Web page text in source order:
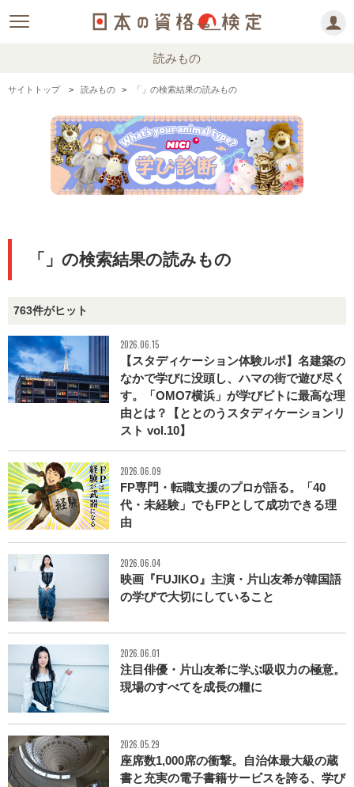
読みもの
サイトトップ 読みもの 「」の検索結果の読みもの
「」の検索結果の読みもの
763件がヒット
2026.06.15
【スタディケーション体験ルポ】名建築の
なかで学びに没頭し、ハマの街で遊び尽く
す。「OMO7横浜」が学びビトに最高な理
由とは？【ととのうスタディケーションリ
スト vol.10】
2026.06.09
FP専門・転職支援のプロが語る。「40
代・未経験」でもFPとして成功できる理
由
2026.06.04
映画『FUJIKO』主演・片山友希が韓国語
の学びで大切にしていること
2026.06.01
注目俳優・片山友希に学ぶ吸収力の極意。
現場のすべてを成長の糧に
2026.05.29
座席数1,000席の衝撃。自治体最大級の蔵
書と充実の電子書籍サービスを誇る、学び